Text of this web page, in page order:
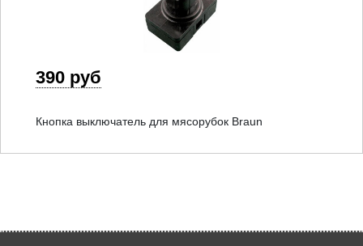
390 руб
Кнопка выключатель для мясорубок Braun